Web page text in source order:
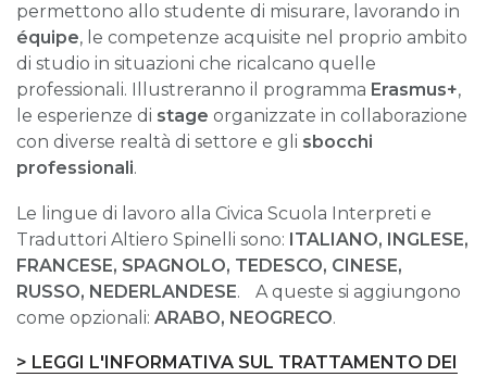
permettono allo studente di misurare, lavorando in
équipe, le competenze acquisite nel proprio ambito
di studio in situazioni che ricalcano quelle
professionali. Illustreranno il programma Erasmus+,
le esperienze di stage organizzate in collaborazione
con diverse realtà di settore e gli sbocchi
professionali.
Le lingue di lavoro alla Civica Scuola Interpreti e
Traduttori Altiero Spinelli sono: ITALIANO, INGLESE,
FRANCESE, SPAGNOLO, TEDESCO, CINESE,
RUSSO, NEDERLANDESE. A queste si aggiungono
come opzionali: ARABO, NEOGRECO.
> LEGGI L'INFORMATIVA SUL TRATTAMENTO DEI